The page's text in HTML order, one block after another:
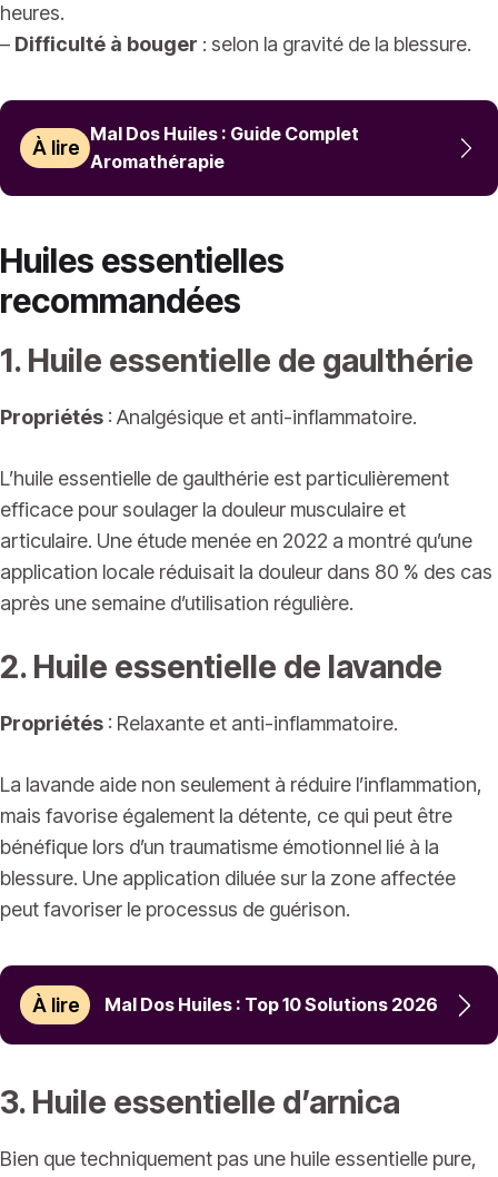
heures.
– Difficulté à bouger : selon la gravité de la blessure.
À lire
Mal Dos Huiles : Guide Complet
Aromathérapie
Huiles essentielles
recommandées
1. Huile essentielle de gaulthérie
Propriétés : Analgésique et anti-inflammatoire.
L’huile essentielle de gaulthérie est particulièrement
efficace pour soulager la douleur musculaire et
articulaire. Une étude menée en 2022 a montré qu’une
application locale réduisait la douleur dans 80 % des cas
après une semaine d’utilisation régulière.
2. Huile essentielle de lavande
Propriétés : Relaxante et anti-inflammatoire.
La lavande aide non seulement à réduire l’inflammation,
mais favorise également la détente, ce qui peut être
bénéfique lors d’un traumatisme émotionnel lié à la
blessure. Une application diluée sur la zone affectée
peut favoriser le processus de guérison.
À lire Mal Dos Huiles : Top 10 Solutions 2026
3. Huile essentielle d’arnica
Bien que techniquement pas une huile essentielle pure,